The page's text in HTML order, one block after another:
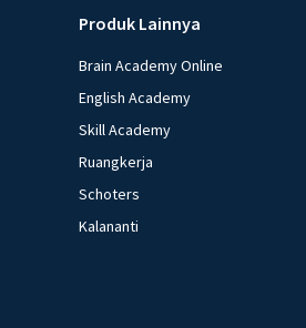
Produk Lainnya
Brain Academy Online
English Academy
Skill Academy
Ruangkerja
Schoters
Kalananti